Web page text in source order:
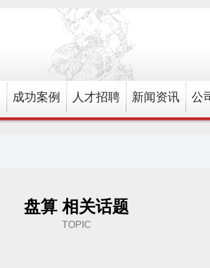
成功案例 人才招聘 新闻资讯 公
盘算 相关话题
TOPIC